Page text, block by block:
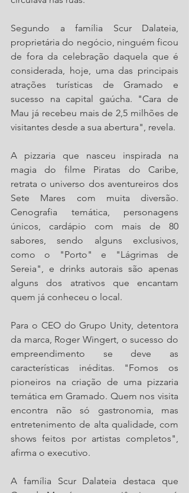
Segundo a família Scur Dalateia,
proprietária do negócio, ninguém ficou
de fora da celebração daquela que é
considerada, hoje, uma das principais
atrações turísticas de Gramado e
sucesso na capital gaúcha. "Cara de
Mau já recebeu mais de 2,5 milhões de
visitantes desde a sua abertura", revela.
A pizzaria que nasceu inspirada na
magia do filme Piratas do Caribe,
retrata o universo dos aventureiros dos
Sete Mares com muita diversão.
Cenografia temática, personagens
únicos, cardápio com mais de 80
sabores, sendo alguns exclusivos,
como o "Porto" e "Lágrimas de
Sereia", e drinks autorais são apenas
alguns dos atrativos que encantam
quem já conheceu o local.
Para o CEO do Grupo Unity, detentora
da marca, Roger Wingert, o sucesso do
empreendimento se deve as
características inéditas. "Fomos os
pioneiros na criação de uma pizzaria
temática em Gramado. Quem nos visita
encontra não só gastronomia, mas
entretenimento de alta qualidade, com
shows feitos por artistas completos",
afirma o executivo.
A família Scur Dalateia destaca que